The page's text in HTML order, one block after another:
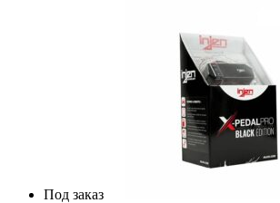
(интейка)
Под заказ